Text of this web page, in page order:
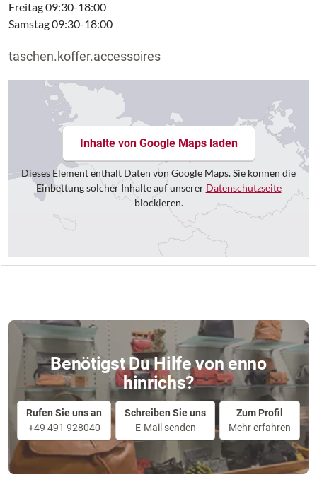
Freitag 09:30-18:00
Samstag 09:30-18:00
taschen.koffer.accessoires
Inhalte von Google Maps laden
Dieses Element enthält Daten von Google Maps. Sie können die
Einbettung solcher Inhalte auf unserer Datenschutzseite
blockieren.
Benötigst Du Hilfe von enno
hinrichs?
Rufen Sie uns an
+49 491 928040
Schreiben Sie uns
E-Mail senden
Zum Profil
Mehr erfahren